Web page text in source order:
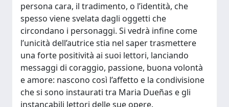
persona cara, il tradimento, o l’identità, che
spesso viene svelata dagli oggetti che
circondano i personaggi. Si vedrà infine come
l’unicità dell’autrice stia nel saper trasmettere
una forte positività ai suoi lettori, lanciando
messaggi di coraggio, passione, buona volontà
e amore: nascono così l’affetto e la condivisione
che si sono instaurati tra Maria Dueñas e gli
instancabili lettori delle sue opere.